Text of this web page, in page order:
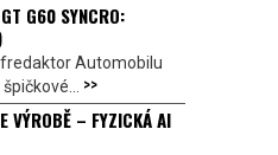
G60 SYNCRO:
Automobilu
>>
VÝROBĚ – FYZICKÁ AI